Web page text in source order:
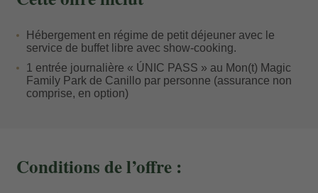
passant par les premiers coups de pédale dans l’aire
de vélo, chaque membre de la famille trouve son
propre rythme de plaisir.
Le retour au bien-être
les enfants se reposent après une journée riche en
Hébergement en régime de petit déjeuner avec le
service de buffet libre avec show-cooking.
1 entrée journalière « ÚNIC PASS » au Mon(t) Magic
Family Park de Canillo par personne (assurance non
comprise, en option)
Conditions de l’offre :